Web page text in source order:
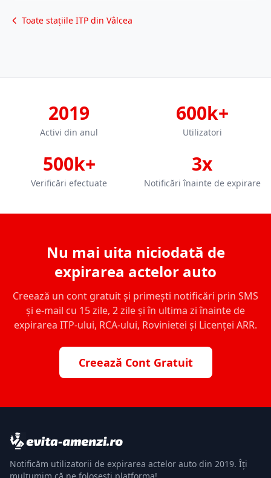
Toate stațiile ITP din Vâlcea
2019
Activi din anul
600k+
Utilizatori
500k+
Verificări efectuate
3x
Notificări înainte de expirare
Nu mai uita niciodată de
expirarea actelor auto
Creează un cont gratuit și primești notificări prin SMS
și e-mail cu 15 zile, 2 zile și în ultima zi înainte de
expirarea ITP-ului, RCA-ului, Rovinietei și Licenței ARR.
Creează Cont Gratuit
Notificăm utilizatorii de expirarea actelor auto din 2019. Îți